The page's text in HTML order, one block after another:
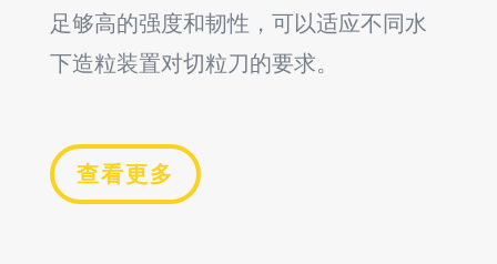
足够高的强度和韧性，可以适应不同水
下造粒装置对切粒刀的要求。
查看更多